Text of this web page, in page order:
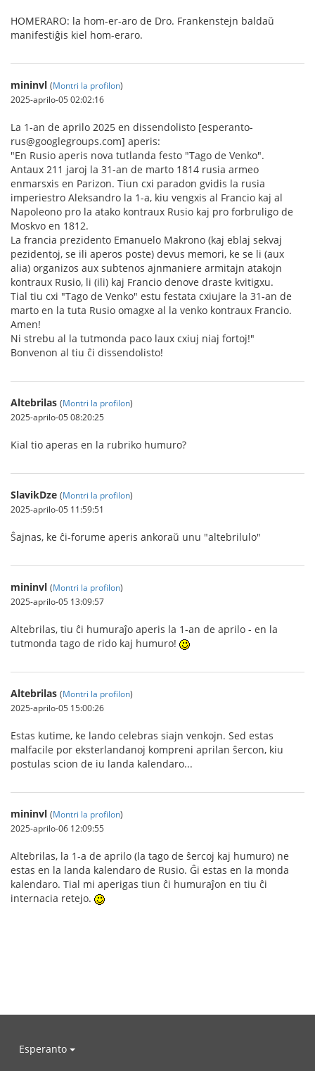
HOMERARO: la hom-er-aro de Dro. Frankenstejn baldaŭ
manifestiĝis kiel hom-eraro.
mininvl (Montri la profilon)
2025-aprilo-05 02:02:16
La 1-an de aprilo 2025 en dissendolisto [esperanto-
rus@googlegroups.com] aperis:
"En Rusio aperis nova tutlanda festo "Tago de Venko".
Antaux 211 jaroj la 31-an de marto 1814 rusia armeo
enmarsxis en Parizon. Tiun cxi paradon gvidis la rusia
imperiestro Aleksandro la 1-a, kiu vengxis al Francio kaj al
Napoleono pro la atako kontraux Rusio kaj pro forbruligo de
Moskvo en 1812.
La francia prezidento Emanuelo Makrono (kaj eblaj sekvaj
pezidentoj, se ili aperos poste) devus memori, ke se li (aux
alia) organizos aux subtenos ajnmaniere armitajn atakojn
kontraux Rusio, li (ili) kaj Francio denove draste kvitigxu.
Tial tiu cxi "Tago de Venko" estu festata cxiujare la 31-an de
marto en la tuta Rusio omagxe al la venko kontraux Francio.
Amen!
Ni strebu al la tutmonda paco laux cxiuj niaj fortoj!"
Bonvenon al tiu ĉi dissendolisto!
Altebrilas (Montri la profilon)
2025-aprilo-05 08:20:25
Kial tio aperas en la rubriko humuro?
SlavikDze (Montri la profilon)
2025-aprilo-05 11:59:51
Ŝajnas, ke ĉi-forume aperis ankoraŭ unu "altebrilulo"
mininvl (Montri la profilon)
2025-aprilo-05 13:09:57
Altebrilas, tiu ĉi humuraĵo aperis la 1-an de aprilo - en la
tutmonda tago de rido kaj humuro!
Altebrilas (Montri la profilon)
2025-aprilo-05 15:00:26
Estas kutime, ke lando celebras siajn venkojn. Sed estas
malfacile por eksterlandanoj kompreni aprilan ŝercon, kiu
postulas scion de iu landa kalendaro...
mininvl (Montri la profilon)
2025-aprilo-06 12:09:55
Altebrilas, la 1-a de aprilo (la tago de ŝercoj kaj humuro) ne
estas en la landa kalendaro de Rusio. Ĝi estas en la monda
kalendaro. Tial mi aperigas tiun ĉi humuraĵon en tiu ĉi
internacia retejo.
Esperanto